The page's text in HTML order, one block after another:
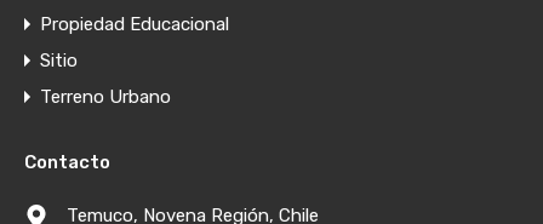
Propiedad Educacional
Sitio
Terreno Urbano
Contacto
Temuco, Novena Región, Chile